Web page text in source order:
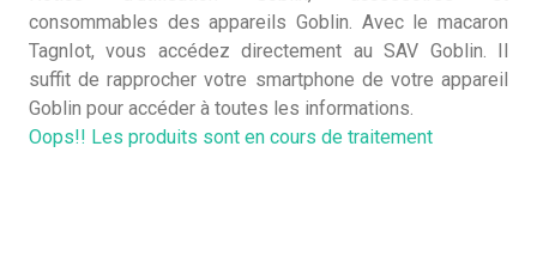
consommables des appareils Goblin. Avec le macaron
TagnIot, vous accédez directement au SAV Goblin. Il
suffit de rapprocher votre smartphone de votre appareil
Goblin pour accéder à toutes les informations.
Oops!! Les produits sont en cours de traitement